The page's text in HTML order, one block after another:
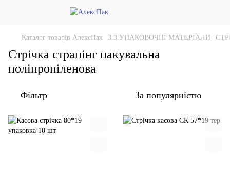
Каталог товарів АлексПак 3.3.УПАКОВОЧНІ МАТЕРІАЛИ
Стрічка страпінг пакувальна
поліпропіленова
Фільтр За популярністю